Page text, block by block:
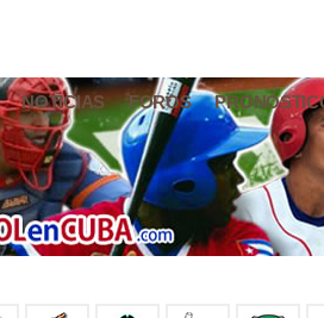
NOTICIAS FOROS